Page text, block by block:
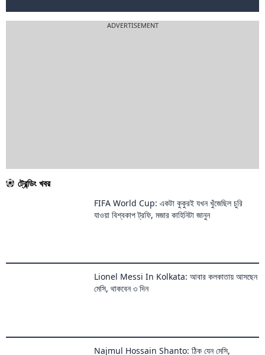
ADVERTISEMENT
ট্রেন্ডিং খবর
FIFA World Cup: একটা কুকুরই যখন খুঁজেছিল চুরি
যাওয়া বিশ্বকাপ ট্রফি, মজার কাহিনিটা জানুন
Lionel Messi In Kolkata: আবার কলকাতায় আসছেন
মেসি, থাকবেন ৩ দিন
Najmul Hossain Shanto: ঠিক যেন মেসি,